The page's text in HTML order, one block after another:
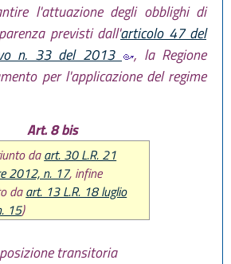
l'attuazione degli obblighi di
previsti dall'articolo 47 del
n. 33 del 2013
, la Regione
per l'applicazione del regime
Art. 8 bis
daart. 30 L.R. 21
2012, n. 17, infine
daart. 13 L.R. 18 luglio
15)
transitoria